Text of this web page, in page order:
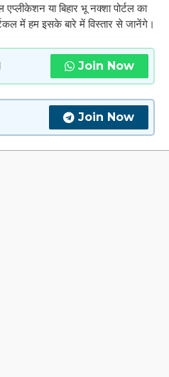
या बिहार भू नक्शा पोर्टल का
में हम इसके बारे में विस्तार से जानेंगे।
Join Now
Join Now